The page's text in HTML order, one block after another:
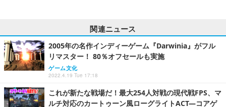
関連ニュース
2005年の名作インディーゲーム『Darwinia』がフル
リマスター！ 80％オフセールも実施
ゲーム文化
2022.4.19 Tue 17:18
これが新たな戦場だ！最大254人対戦の現代戦FPS、マ
ルチ対応のカートゥーン風ローグライトACT―コアゲ